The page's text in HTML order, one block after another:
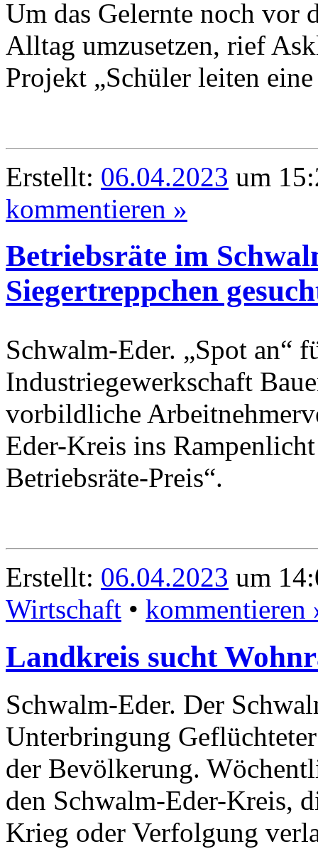
Um das Gelernte noch vor
Alltag umzusetzen, rief
Projekt „Schüler leiten
Erstellt: 06.04.2023 um
kommentieren »
Betriebsräte im
Siegertreppchen
Schwalm-Eder. „Spot an“
Industriegewerkschaft
vorbildliche
Eder-Kreis ins
Betriebsräte-Preis“.
Erstellt: 06.04.2023 um
Wirtschaft • kommentieren
Landkreis sucht
Schwalm-Eder. Der
Unterbringung
der Bevölkerung.
den Schwalm-Eder-Kreis,
Krieg oder Verfolgung